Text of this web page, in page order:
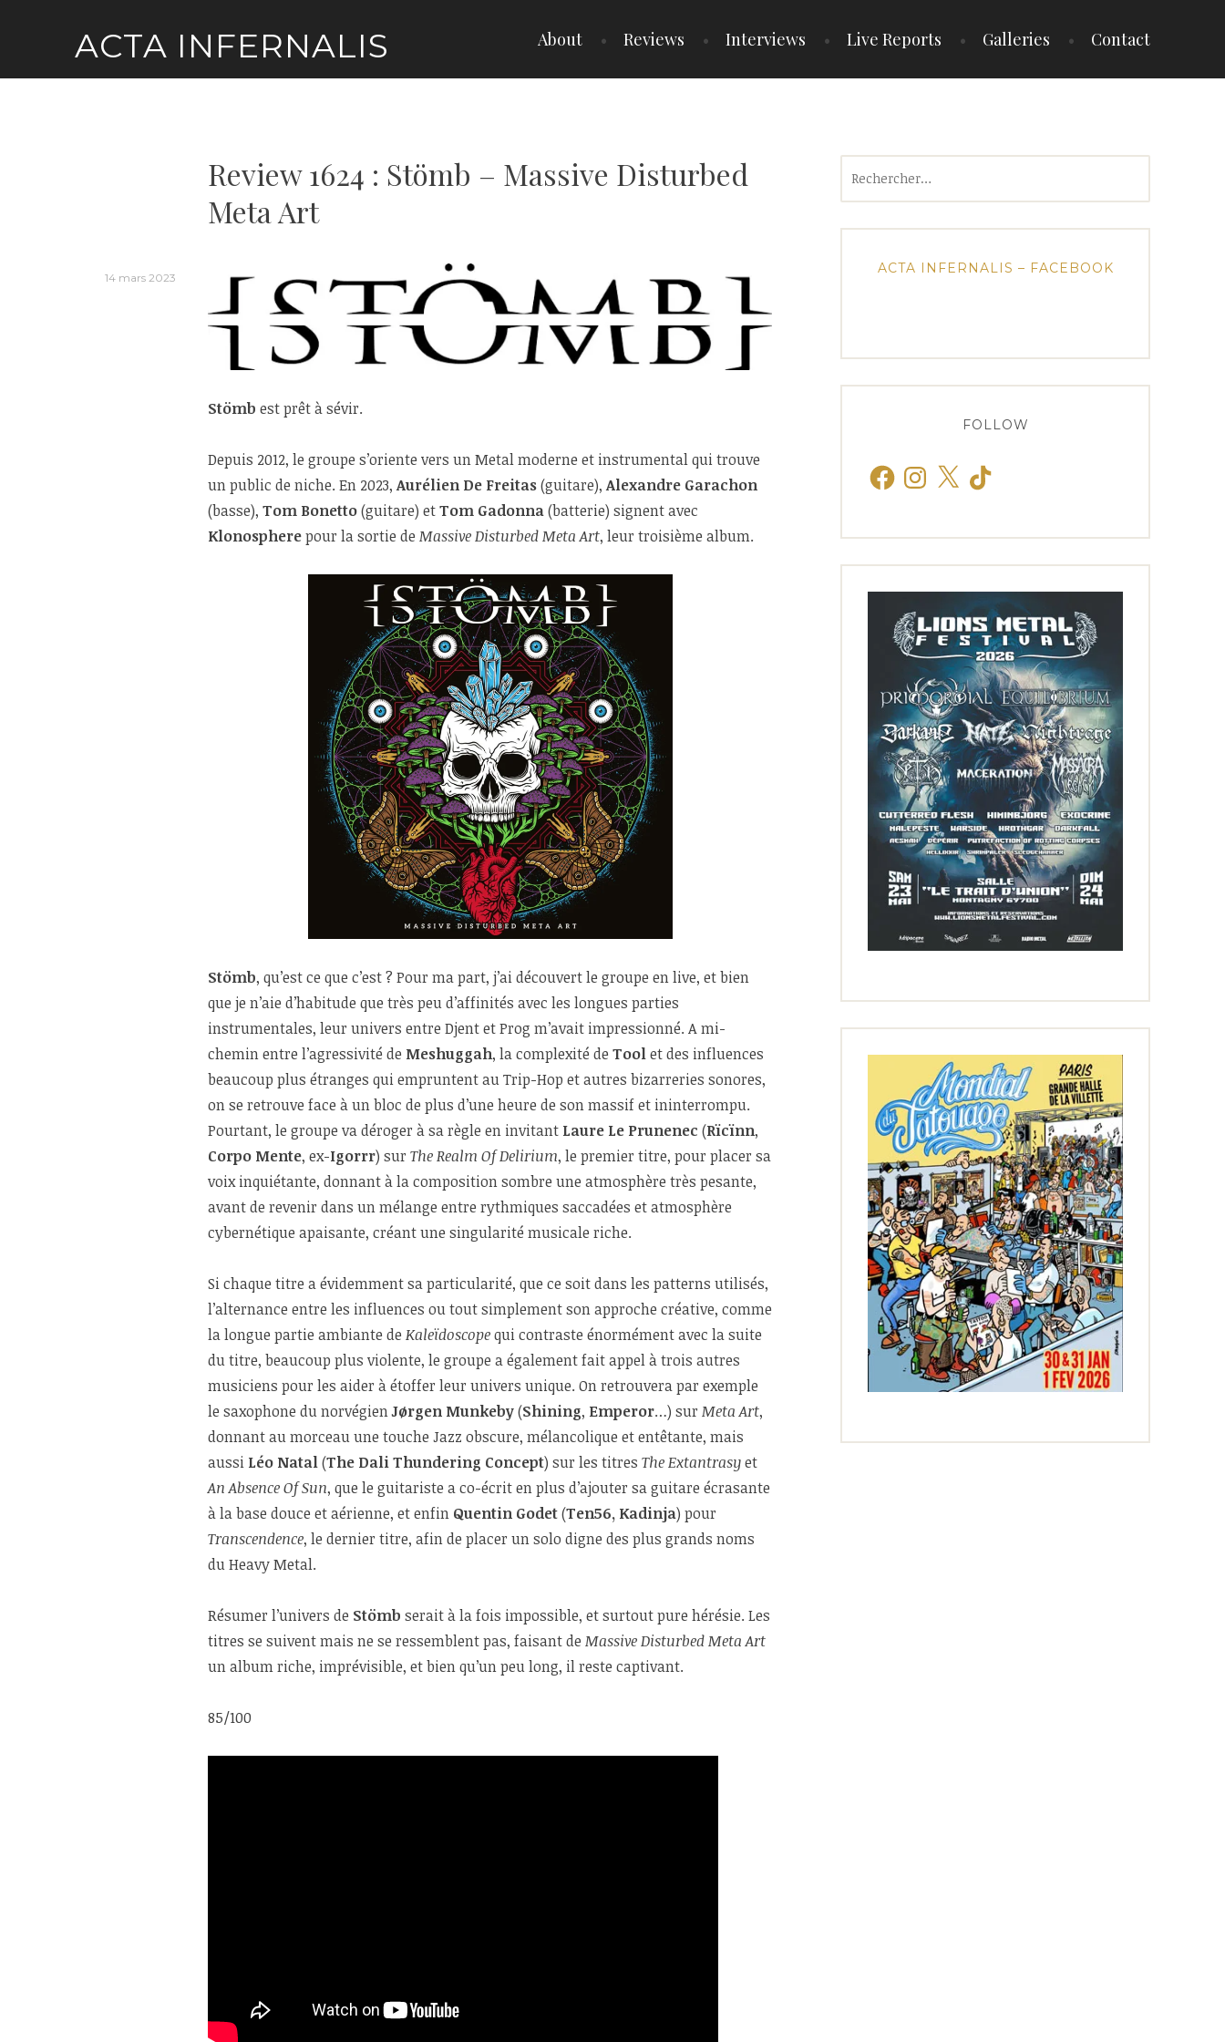
ACTA INFERNALIS About Reviews Interviews Live Reports Galleries Contact
Review 1624 : Stömb – Massive Disturbed
Meta Art
14 mars 2023
Stömb est prêt à sévir.
Depuis 2012, le groupe s’oriente vers un Metal moderne et instrumental qui trouve
un public de niche. En 2023,Aurélien De Freitas(guitare),Alexandre Garachon
(basse), Tom Bonetto(guitare) etTom Gadonna(batterie) signent avec
Klonospherepour la sortie de Massive Disturbed Meta Art, leur troisième album.
Stömb, qu’est ce que c’est ? Pour ma part, j’ai découvert le groupe en live, et bien
que je n’aie d’habitude que très peu d’affinités avec les longues parties
instrumentales, leur univers entre Djent et Prog m’avait impressionné. A mi-
chemin entre l’agressivité de Meshuggah, la complexité de Toolet des influences
beaucoup plus étranges qui empruntent au Trip-Hop et autres bizarreries sonores,
on se retrouve face à un bloc de plus d’une heure de son massif et ininterrompu.
Pourtant, le groupe va déroger à sa règle en invitant Laure Le Prunenec (Rïcïnn,
Corpo Mente, ex-Igorrr) sur The Realm Of Delirium, le premier titre, pour placer sa
voix inquiétante, donnant à la composition sombre une atmosphère très pesante,
avant de revenir dans un mélange entre rythmiques saccadées et atmosphère
cybernétique apaisante, créant une singularité musicale riche.
Si chaque titre a évidemment sa particularité, que ce soit dans les patterns utilisés,
l’alternance entre les influences ou tout simplement son approche créative, comme
la longue partie ambiante de Kaleïdoscopequi contraste énormément avec la suite
du titre, beaucoup plus violente, le groupe a également fait appel à trois autres
musiciens pour les aider à étoffer leur univers unique. On retrouvera par exemple
le saxophone du norvégienJørgen Munkeby(Shining, Emperor…) sur Meta Art,
donnant au morceau une touche Jazz obscure, mélancolique et entêtante, mais
aussi Léo Natal(The Dali Thundering Concept) sur les titres The Extantrasyet
An Absence Of Sun, que le guitariste a co-écrit en plus d’ajouter sa guitare écrasante
à la base douce et aérienne, et enfin Quentin Godet(Ten56, Kadinja) pour
Transcendence, le dernier titre, afin de placer un solo digne des plus grands noms
du Heavy Metal.
Résumer l’univers de Stömb serait à la fois impossible, et surtout pure hérésie. Les
titres se suivent mais ne se ressemblent pas, faisant de Massive Disturbed Meta Art
un album riche, imprévisible, et bien qu’un peu long, il reste captivant.
85/100
ACTA INFERNALIS – FACEBOOK
FOLLOW
FacebookInstagram
X TikTok